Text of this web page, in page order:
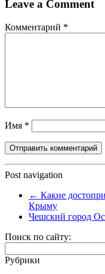
Leave a Comment
Комментарий *
Имя *
Post navigation
← Какие
Крыму
Чешский город
Поиск по сайту:
Рубрики